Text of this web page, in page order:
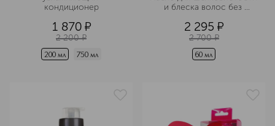
кондиционер
1 870 ¤
2 200 ¤
200 мл 750 мл
и блеска волос без
2 295 ¤
2 700 ¤
60 мл